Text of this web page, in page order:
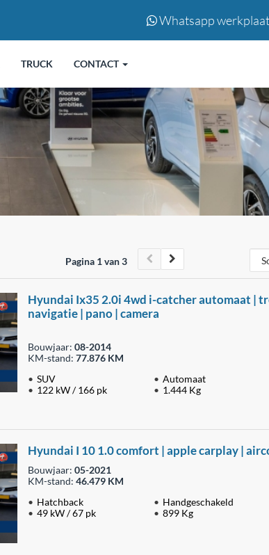
Whatsapp
TRUCK CONTACT
Pagina 1 van 3
Hyundai Ix35 2.0i 4wd i-catcher automaat |
navigatie | pano | camera
Bouwjaar:08-2014
KM-stand:77.876 KM
SUV
Automaat
122 kW / 166 pk
1.444 Kg
Hyundai I 10 1.0 comfort | apple carplay |
Bouwjaar:05-2021
KM-stand:46.479 KM
Hatchback
Handgeschakeld
49 kW / 67 pk
899 Kg